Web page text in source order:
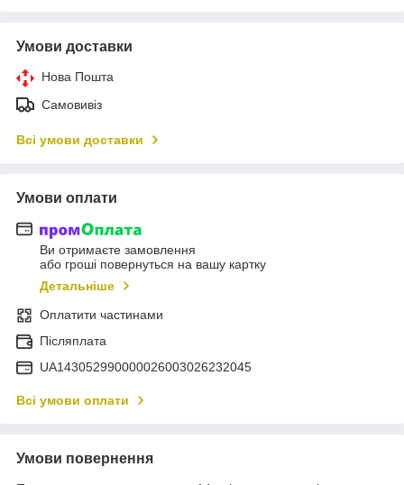
Умови доставки
Нова Пошта
Самовивіз
Всі умови доставки
Умови оплати
Ви отримаєте замовлення
або гроші повернуться на вашу картку
Детальніше
Оплатити частинами
Післяплата
UA143052990000026003026232045
Всі умови оплати
Умови повернення